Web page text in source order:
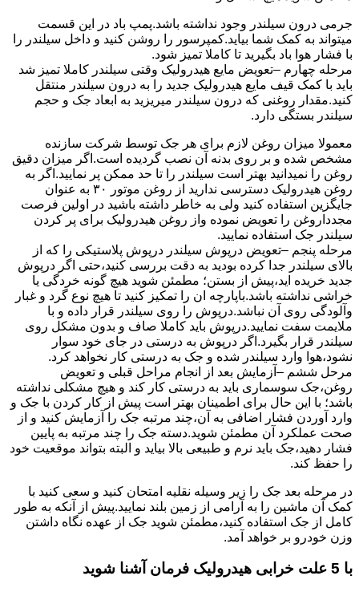
جرمی درون سیلندر وجود نداشته باشد.پمپ باد در این قسمت
میتواند به کمک شما بیاید.کمپرسور را روشن کنید و داخل سیلندر را
با فشار هوا باد بگیرید تا کاملا تمیز شود.
مرحله چهارم –تعویض مایع هیدرولیک وقتی سیلندر کاملا تمیز شد
باید با کمک قیف مایع هیدرولیک جدید را به درون سیلندر منتقل
کنید.مقدار روغنی که درون سیلندر میریزید به ابعاد جک و حجم
سیلندر بستگی دارد.
معمولا میزان روغن لازم برای هر جک توسط شرکت سازنده
مشخص شده و بر روی بدنه آن نصب گردیده است.اگر میزان دقیق
روغن را نمیدانید بهتر است سیلندر را تا حد ممکن پر نمایید.اگر به
روغن هیدرولیک دسترسی ندارید از روغن موتور ۳۰ به عنوان
جایگزین استفاده کنید ولی به خاطر داشته باشید در اولین فرصت
مجدداروغن را تعویض نموده واز روغن هیدرولیک برای پر کردن
سیلندر جک استفاده نمایید.
مرحله پنجم –تعویض درپوش سیلندر درپوش پلاستیکی را که از
بالای سیلندر جدا کرده بودید به دقت بررسی کنید،حتی اگر درپوش
جدید خریده اید،پیش از بستن؛ مطمئن شوید هیچ گونه خردگی یا
خراشی نداشته باشد.باپارچه ان را تمکیز کنید تا هیچ نوع گرد و غبار
وآلودگی روی آن نباشد.درپوش را روی سیلندر قرار داده و با
ملایمت سفت نمایید.درپوش باید کاملا صاف و بدون مشکل روی
سیلندر قرار بگیرد.اگر درپوش به درستی در جای خود سوار
نشود،هوا وارد سیلندر شده و جک به درستی کار نخواهد کرد.
مرحل ششم –آزمایش بعد از انجام مراحل قبلی و تعویض
روغن،جک سوسماری باید به درستی کار کند و هیچ مشکلی نداشته
باشد؛ با این حال برای اطمینان بهتر است پیش از کار کردن با جک و
وارد آوردن فشار اضافی به آن،چند مرتبه جک را آزمایش کنید و از
صحت عملکرد آن مطمئن شوید.دسته جک را چند مرتبه به پایین
فشار دهید،جک باید نرم و طبیعی بالا بیاید و البته بتواند موقعیت خود
را حفظ کند.
در مرحله بعد جک را زیر وسیله نقلیه امتحان کنید و سعی کنید با
کمک آن ماشین را به آرامی از زمین بلند نمایید.پیش از آنکه به طور
کامل از جک استفاده کنید،مطمئن شوید جک از عهده نگاه داشتن
وزن خودرو بر خواهد آمد.
با 5 علت خرابی هیدرولیک فرمان آشنا شوید